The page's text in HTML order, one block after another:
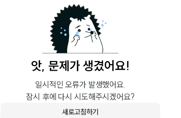
앗, 문제가 생겼어요!
일시적인 오류가 발생했어요.
잠시 후에 다시 시도해주시겠어요?
새로고침하기